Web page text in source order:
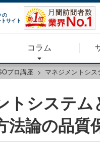
の
サイト
コラム
プロ講座 マネジメントシス
トシステム
法論の品質